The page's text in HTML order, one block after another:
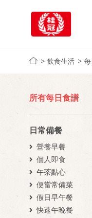
飲食生活
所有每日食譜
日常備餐
營養早餐
個人即食
午茶點心
便當常備菜
假日早午餐
快速午晚餐